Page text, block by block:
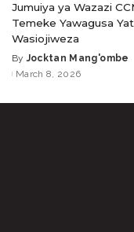
Jumuiya ya Wazazi
Temeke Yawagusa
Wasiojiweza
By Jocktan Mang'ombe
March 8, 2026